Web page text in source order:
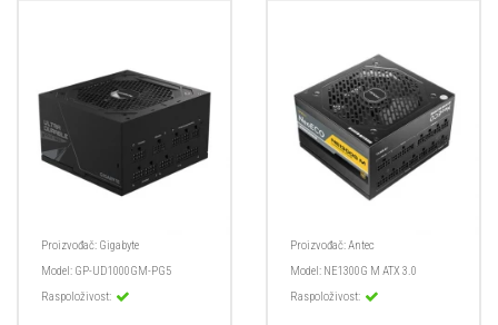
Proizvođač: Gigabyte
Model: GP-UD1000GM-PG5
Raspoloživost:
Proizvođač:Antec
Model: NE1300G M ATX 3.0
Raspoloživost: